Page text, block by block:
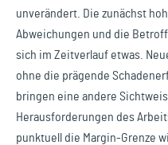
unverändert. Die zunächst
Abweichungen und die
sich im Zeitverlauf etwas.
ohne die prägende
bringen eine andere
Herausforderungen des
punktuell die Margin-Grenze